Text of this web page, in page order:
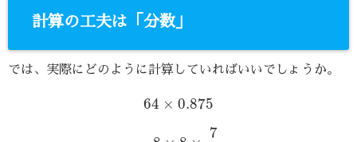
計算の工夫は「分数」
では、実際にどのように計算していればいいでしょうか。
64 × 0.875
64 × 0.875
7